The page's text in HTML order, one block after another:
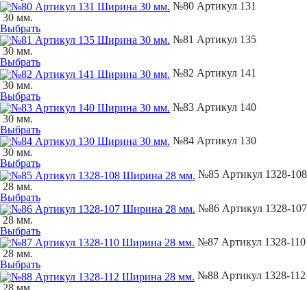
№80 Артикул 131
30 мм.
Выбрать
№81 Артикул 135
30 мм.
Выбрать
№82 Артикул 141
30 мм.
Выбрать
№83 Артикул 140
30 мм.
Выбрать
№84 Артикул 130
30 мм.
Выбрать
№85 Артикул 1328-108
28 мм.
Выбрать
№86 Артикул 1328-107
28 мм.
Выбрать
№87 Артикул 1328-110
28 мм.
Выбрать
№88 Артикул 1328-112
28 мм.